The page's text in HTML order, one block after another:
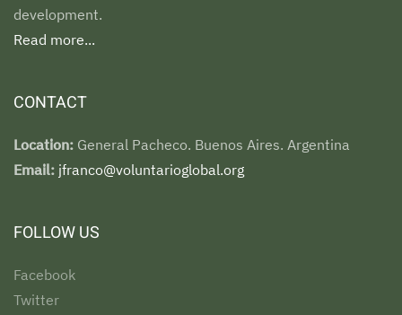
development.
Read more...
CONTACT
Location: General Pacheco. Buenos Aires. Argentina
Email: jfranco@voluntarioglobal.org
FOLLOW US
Facebook
Twitter